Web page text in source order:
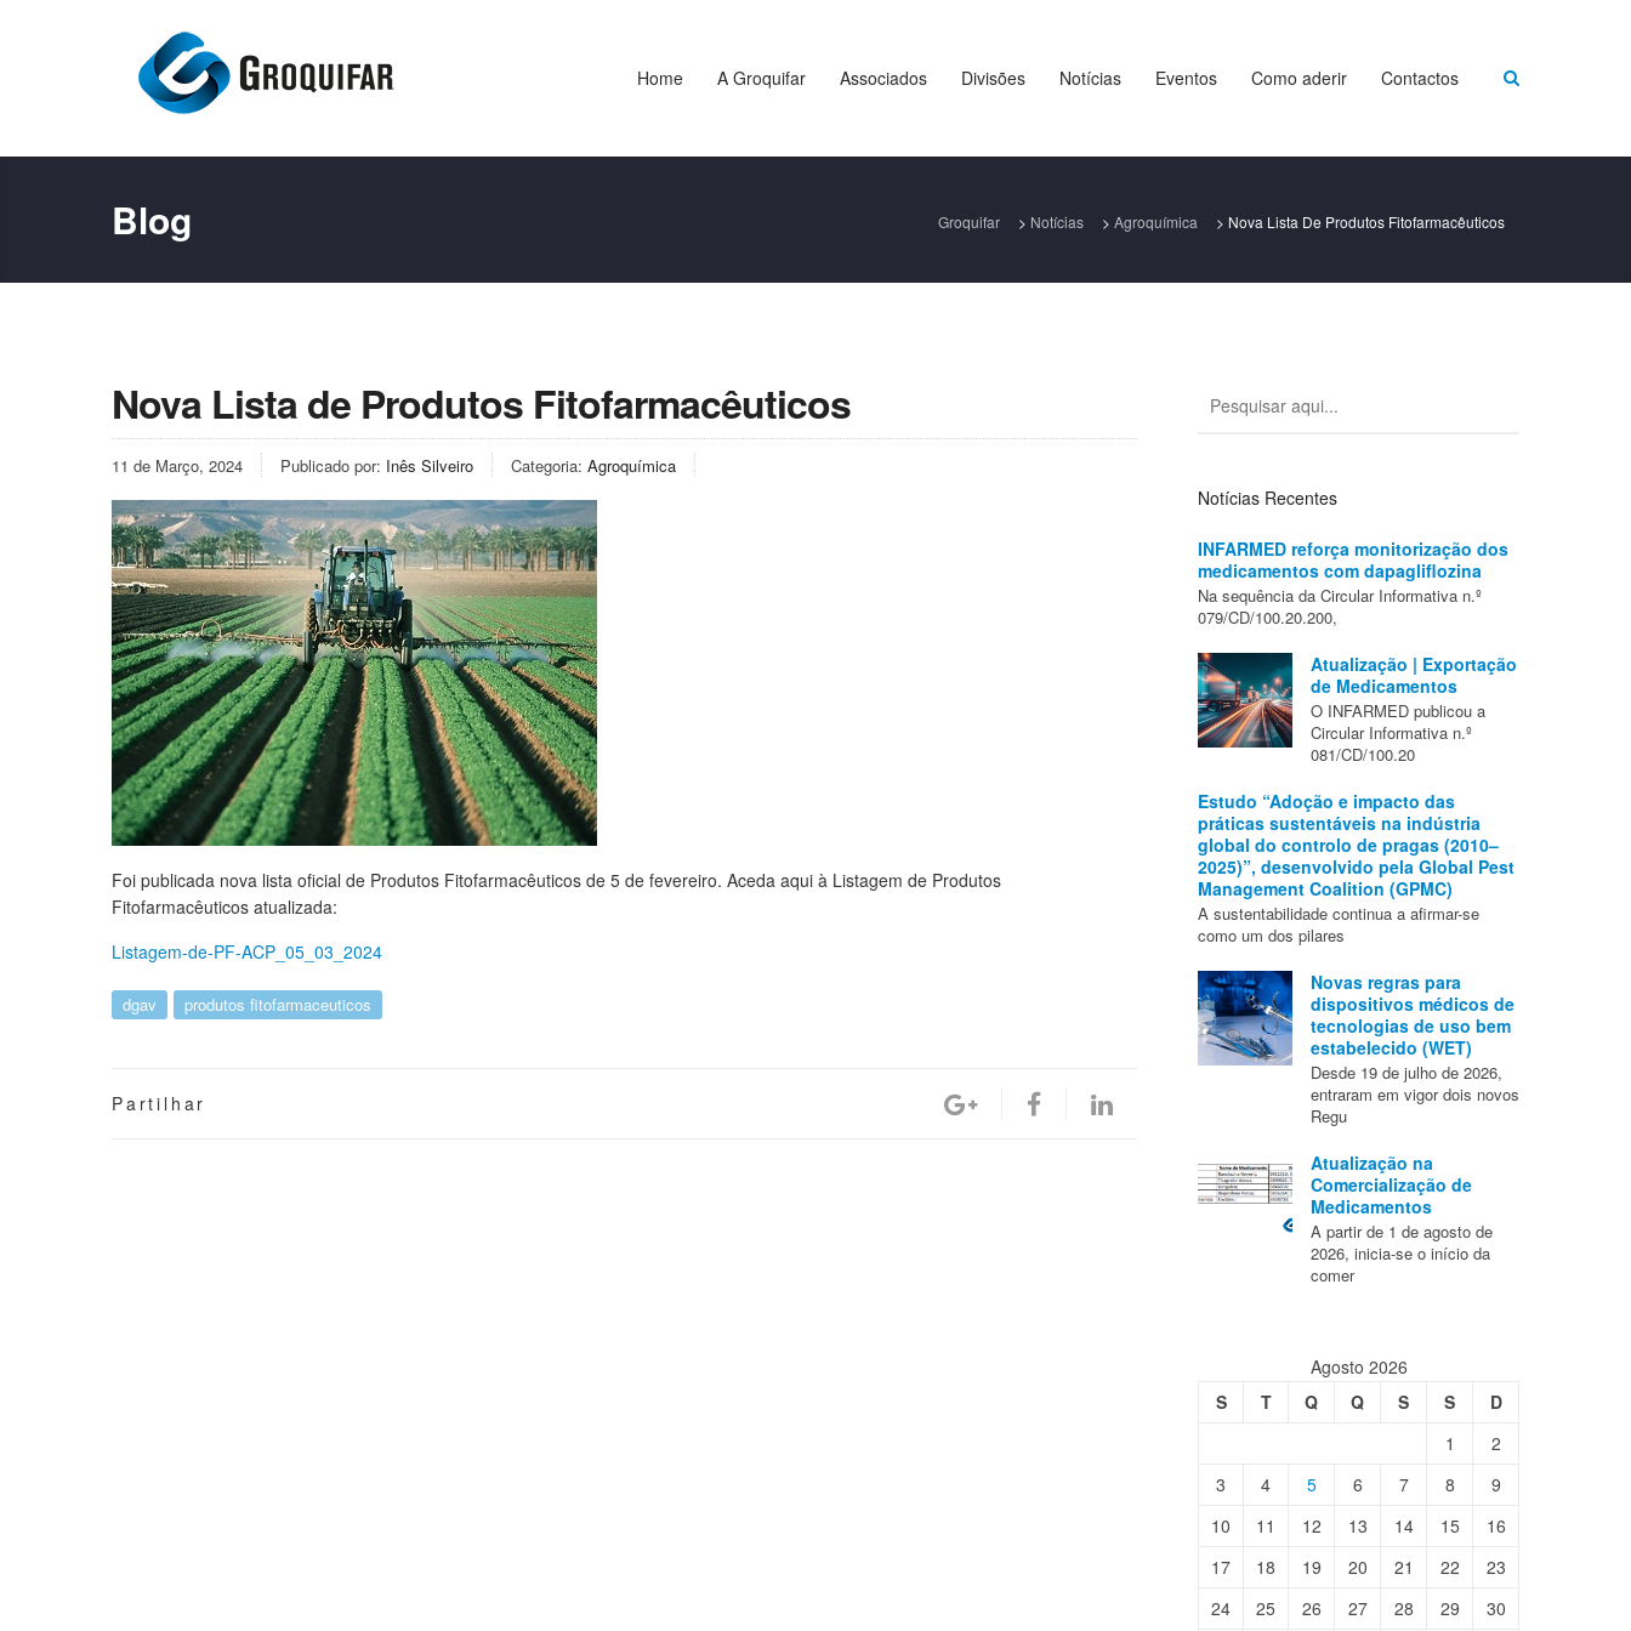
Home A Groquifar Associados Divisões Notícias Eventos Como aderir Contactos
Blog Groquifar > Notícias > Agroquímica > Nova Lista De Produtos Fitofarmacêuticos
Nova Lista de Produtos Fitofarmacêuticos
11 de Março, 2024 Publicado por: Inês Silveiro Categoria: Agroquímica
Foi publicada nova lista oficial de Produtos Fitofarmacêuticos de 5 de fevereiro. Aceda aqui à Listagem de Produtos
Fitofarmacêuticos atualizada:
Listagem-de-PF-ACP_05_03_2024
dgav produtos fitofarmaceuticos
Partilhar
Notícias Recentes
INFARMED reforça monitorização dos
medicamentos com dapagliflozina
Na sequência da Circular Informativa n.º
079/CD/100.20.200,
Atualização | Exportação
de Medicamentos
O INFARMED publicou a
Circular Informativa n.º
081/CD/100.20
Estudo “Adoção e impacto das
práticas sustentáveis na indústria
global do controlo de pragas (2010–
2025)”, desenvolvido pela Global Pest
Management Coalition (GPMC)
A sustentabilidade continua a afirmar-se
como um dos pilares
Novas regras para
dispositivos médicos de
tecnologias de uso bem
estabelecido (WET)
Desde 19 de julho de 2026,
entraram em vigor dois novos
Regu
Atualização na
Comercialização de
Medicamentos
A partir de 1 de agosto de
2026, inicia-se o início da
comer
Agosto 2026
S
T Q Q S S
D
1
2
3
4 5 6 7 8
9
10
11 12 13 14 15
16
17
18 19 20 21 22
23
24
25 26 27 28 29
30